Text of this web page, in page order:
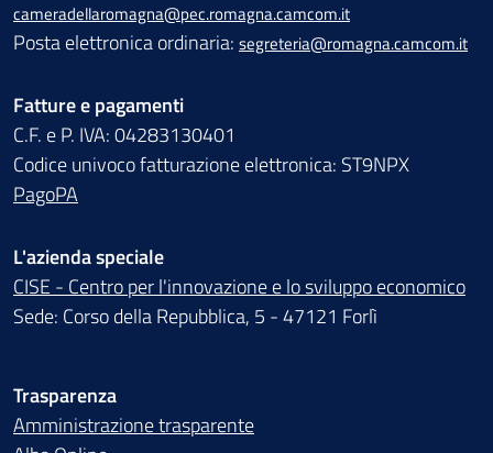
cameradellaromagna@pec.romagna.camcom.it
Posta elettronica ordinaria: segreteria@romagna.camcom.it
Fatture e pagamenti
C.F. e P. IVA: 04283130401
Codice univoco fatturazione elettronica: ST9NPX
PagoPA
L'azienda speciale
CISE - Centro per l'innovazione e lo sviluppo economico
Sede: Corso della Repubblica, 5 - 47121 Forlì
Trasparenza
Amministrazione trasparente